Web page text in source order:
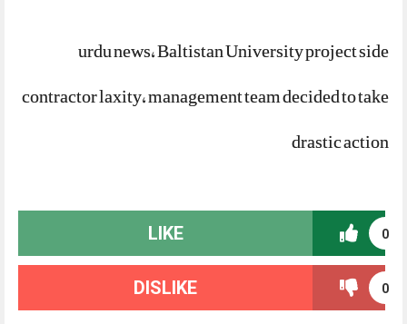
urdu news, Baltistan University project side
contractor laxity, management team decided to take
drastic action
0
LIKE
0
DISLIKE